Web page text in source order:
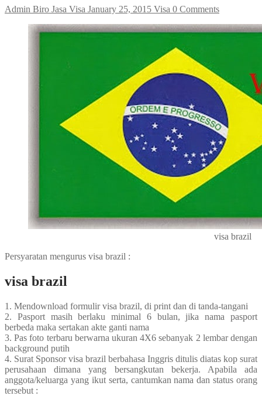
Admin Biro Jasa Visa January 25, 2015 Visa 0 Comments
visa brazil
Persyaratan mengurus visa brazil :
visa brazil
1. Mendownload formulir visa brazil, di print dan di tanda-tangani
2. Pasport masih berlaku minimal 6 bulan, jika nama pasport
berbeda maka sertakan akte ganti nama
3. Pas foto terbaru berwarna ukuran 4X6 sebanyak 2 lembar dengan
background putih
4. Surat Sponsor visa brazil berbahasa Inggris ditulis diatas kop surat
perusahaan dimana yang bersangkutan bekerja. Apabila ada
anggota/keluarga yang ikut serta, cantumkan nama dan status orang
tersebut :